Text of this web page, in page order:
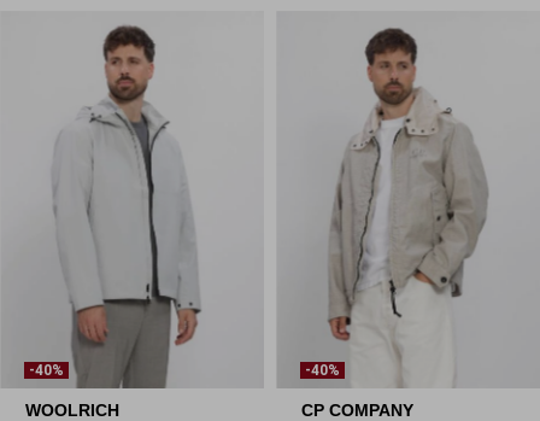
-40%
WOOLRICH
-40%
CP COMPANY